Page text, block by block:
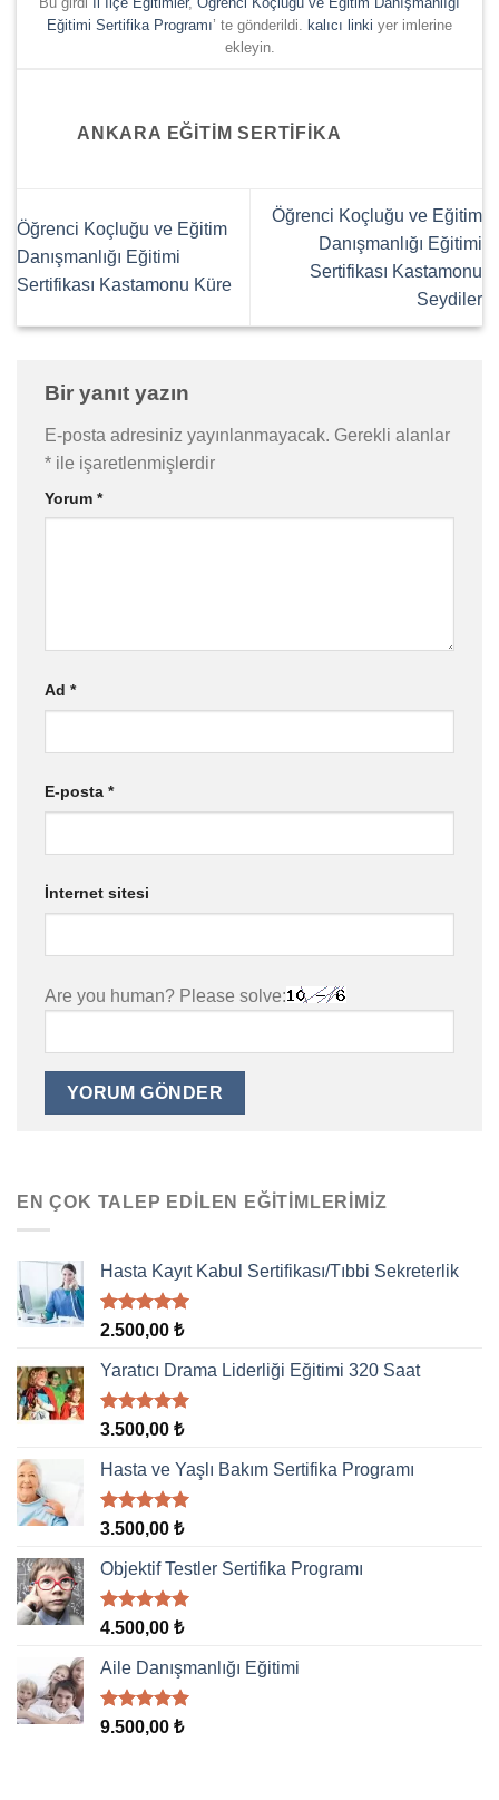
Eğitimi Sertifika Programı’ te gönderildi. kalıcı linki yer imlerine
ekleyin.
ANKARA EĞITIM SERTIFIKA
Öğrenci Koçluğu ve Eğitim
Danışmanlığı Eğitimi
Sertifikası Kastamonu Küre
Öğrenci Koçluğu ve Eğitim
Danışmanlığı Eğitimi
Sertifikası Kastamonu
Seydiler
Bir yanıt yazın
E-posta adresiniz yayınlanmayacak. Gerekli alanlar
* ile işaretlenmişlerdir
Yorum *
Ad *
E-posta *
İnternet sitesi
Are you human? Please solve:
EN ÇOK TALEP EDILEN EĞITIMLERIMIZ
Hasta Kayıt Kabul Sertifikası/Tıbbi Sekreterlik
5 üzerinden
aldı
2.500,00 ₺
Yaratıcı Drama Liderliği Eğitimi 320 Saat
5 üzerinden
aldı
3.500,00 ₺
Hasta ve Yaşlı Bakım Sertifika Programı
5 üzerinden
aldı
3.500,00 ₺
Objektif Testler Sertifika Programı
5 üzerinden
aldı
4.500,00 ₺
Aile Danışmanlığı Eğitimi
5 üzerinden
9.500,00 ₺